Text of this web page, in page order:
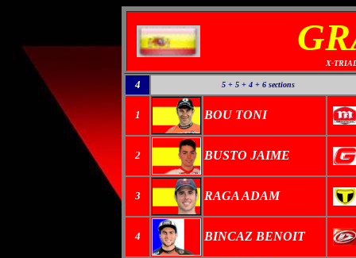
X-
4 5 + 5 + 4 + 6sections
1 BOU TONI
2 BUSTO JAIME
3 RAGA ADAM
4 BINCAZ BENOIT